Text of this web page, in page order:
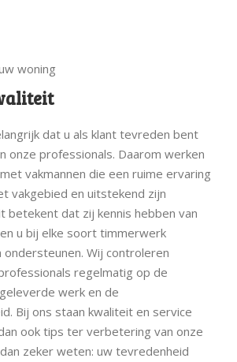
woning
dat u als klant tevreden bent
onze professionals. Daarom werken
vakmannen die een ruime ervaring
vakgebied en uitstekend zijn
betekent dat zij kennis hebben van
u bij elke soort timmerwerk
ondersteunen. Wij controleren
regelmatig op de
werk en de
Bij ons staan kwaliteit en service
ook tips ter verbetering van onze
zeker weten: uw tevredenheid